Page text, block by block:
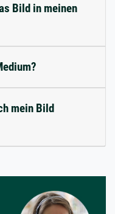
Bild in meinen
mein Bild